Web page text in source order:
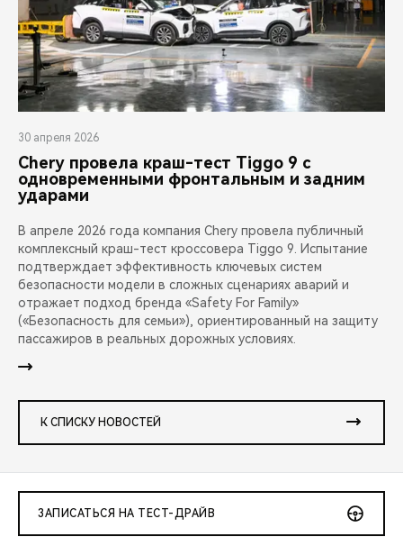
CHERY ДЛЯ ДЕТЕЙ
30 апреля 2026
Chery провела краш-тест Tiggo 9 с
одновременными фронтальным и задним
ударами
В апреле 2026 года компания Chery провела публичный
комплексный краш-тест кроссовера Tiggo 9. Испытание
подтверждает эффективность ключевых систем
безопасности модели в сложных сценариях аварий и
отражает подход бренда «Safety For Family»
(«Безопасность для семьи»), ориентированный на защиту
пассажиров в реальных дорожных условиях.
К СПИСКУ НОВОСТЕЙ
ЗАПИСАТЬСЯ НА ТЕСТ-ДРАЙВ